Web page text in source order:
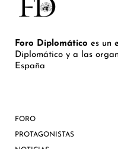
Foro Diplomático es un
Diplomático y a las
España
FORO
PROTAGONISTAS